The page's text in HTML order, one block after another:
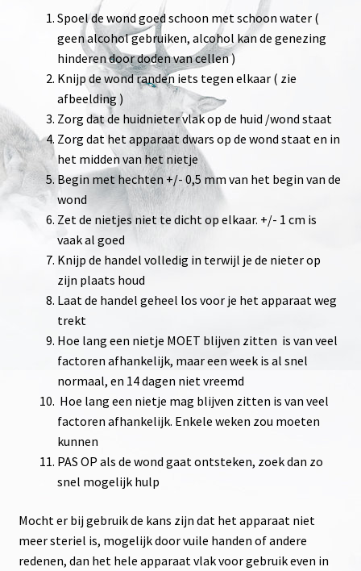
Spoel de wond goed schoon met schoon water (
geen alcohol gebruiken, alcohol kan de genezing
hinderen door doden van cellen )
Knijp de wond randen iets tegen elkaar ( zie
afbeelding )
Zorg dat de huidnieter vlak op de huid /wond staat
Zorg dat het apparaat dwars op de wond staat en in
het midden van het nietje
Begin met hechten +/- 0,5 mm van het begin van de
wond
Zet de nietjes niet te dicht op elkaar. +/- 1 cm is
vaak al goed
Knijp de handel volledig in terwijl je de nieter op
zijn plaats houd
Laat de handel geheel los voor je het apparaat weg
trekt
Hoe lang een nietje MOET blijven zitten is van veel
factoren afhankelijk, maar een week is al snel
normaal, en 14 dagen niet vreemd
Hoe lang een nietje mag blijven zitten is van veel
factoren afhankelijk. Enkele weken zou moeten
kunnen
PAS OP als de wond gaat ontsteken, zoek dan zo
snel mogelijk hulp
Mocht er bij gebruik de kans zijn dat het apparaat niet
meer steriel is, mogelijk door vuile handen of andere
redenen, dan het hele apparaat vlak voor gebruik even in